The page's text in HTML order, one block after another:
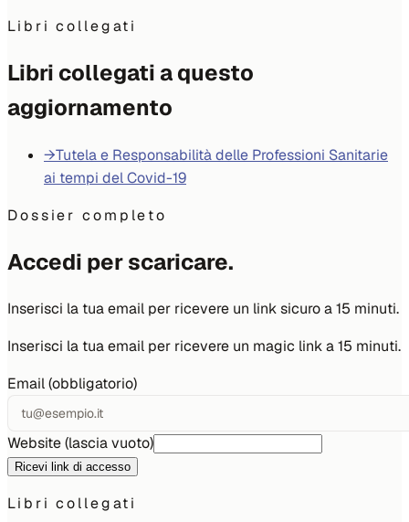
Libri collegati
Libri collegati a questo
aggiornamento
→Tutela e Responsabilità delle Professioni Sanitarie
ai tempi del Covid-19
Dossier completo
Accedi per scaricare.
Inserisci la tua email per ricevere un link sicuro a 15 minuti.
Inserisci la tua email per ricevere un magic link a 15 minuti.
Email (obbligatorio)
Website (lascia vuoto)
Ricevi link di accesso
Libri collegati